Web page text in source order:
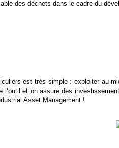
des déchets dans le cadre du
est très simple : exploiter au
et on assure des
Asset Management !